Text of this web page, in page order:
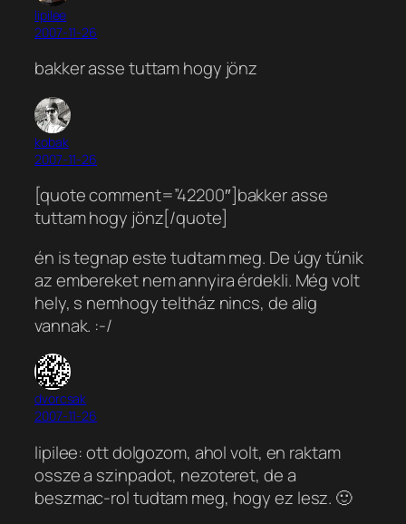
lipilee
2007-11-26
bakker asse tuttam hogy jönz
kobak
2007-11-26
[quote comment=”42200″]bakker asse
tuttam hogy jönz[/quote]
én is tegnap este tudtam meg. De úgy tűnik
az embereket nem annyira érdekli. Még volt
hely, s nemhogy teltház nincs, de alig
vannak. :-/
dvorcsak
2007-11-26
lipilee: ott dolgozom, ahol volt, en raktam
ossze a szinpadot, nezoteret, de a
beszmac-rol tudtam meg, hogy ez lesz. 🙂